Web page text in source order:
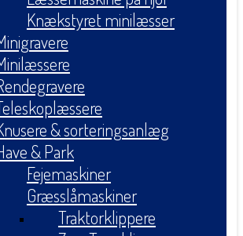
Knækstyret minilæsser
& sorteringsanlæg
& Park
Fejemaskiner
Græsslåmaskiner
Traktorklippere